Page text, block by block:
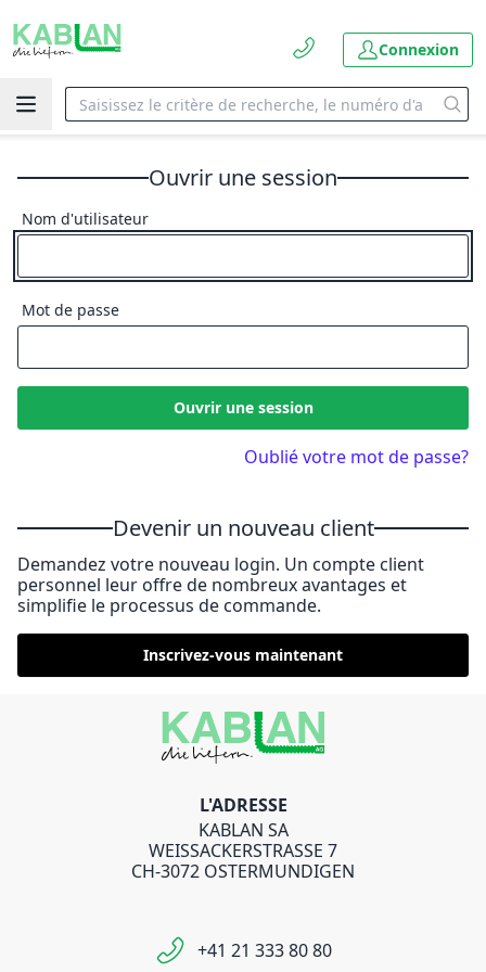
Connexion
Ouvrir une session
Nom d'utilisateur
Mot de passe
Ouvrir une session
Oublié votre mot de passe?
Devenir un nouveau client
Demandez votre nouveau login. Un compte client
personnel leur offre de nombreux avantages et
simplifie le processus de commande.
Inscrivez-vous maintenant
L'ADRESSE
KABLAN SA
WEISSACKERSTRASSE 7
CH-3072 OSTERMUNDIGEN
+41 21 333 80 80